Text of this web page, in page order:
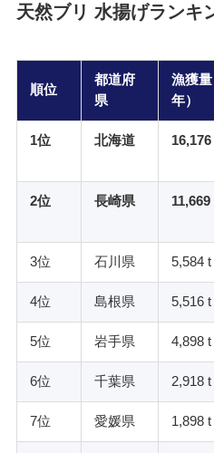
天然ブリ 水揚げランキ
順位
都道府
県
漁獲
年）
1位 北海道
2位 長崎県 11,669
3位 石川県 5,584 t
4位 島根県 5,516 t
5位 岩手県 4,898 t
6位 千葉県 2,918 t
7位 愛媛県 1,898 t